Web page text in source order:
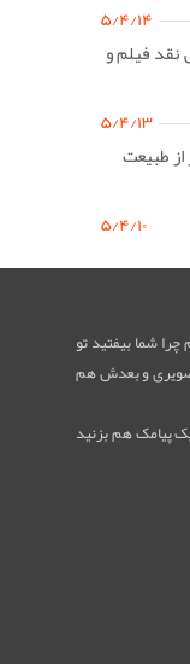
۵/۴/۱۴
نقد فیلم و
۵/۴/۱۳
طبیعت
۵/۴/۱۰
شما بیفتید تو
و بعدش هم
پیامک هم بزنید